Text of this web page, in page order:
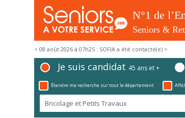
< 08 août 2026 à 07h25 : SOFIA a été contacté(e) >
Je suis candidat 45 ans et +
Étendre ma recherche sur tout le département